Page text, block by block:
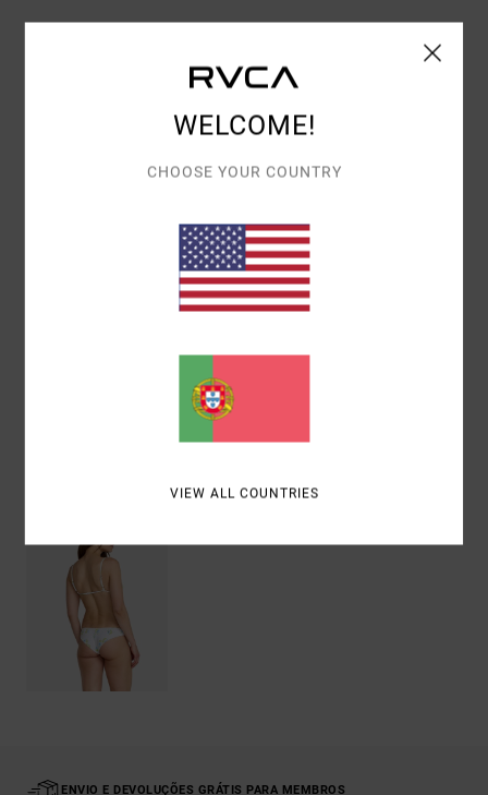
[Tecido principal] 89% poliéster reciclado,
Envio& Devoluciones
ENVIO E DEVOLUÇÕES GRÁTIS PARA MEMBROS
WELCOME!
CHOOSE YOUR COUNTRY
VIEW ALL COUNTRIES